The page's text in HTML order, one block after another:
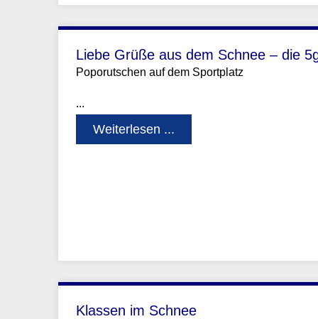
Liebe Grüße aus dem Schnee – die
Poporutschen auf dem Sportplatz
...
Weiterlesen ...
Klassen im Schnee